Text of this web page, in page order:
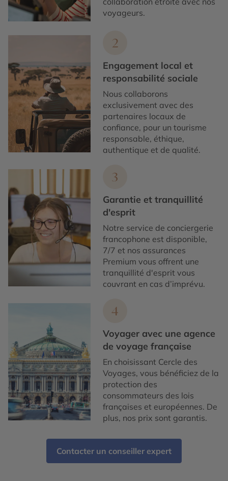
voyageurs.
2
Engagement local et
responsabilité sociale
Nous collaborons
exclusivement avec des
partenaires locaux de
confiance, pour un tourisme
responsable, éthique,
authentique et de qualité.
3
Garantie et tranquillité
d'esprit
Notre service de conciergerie
francophone est disponible,
7/7 et nos assurances
Premium vous offrent une
tranquillité d'esprit vous
couvrant en cas d’imprévu.
4
Voyager avec une agence
de voyage française
En choisissant Cercle des
Voyages, vous bénéficiez de la
protection des
consommateurs des lois
françaises et européennes. De
plus, nos prix sont garantis.
Contacter un conseiller expert